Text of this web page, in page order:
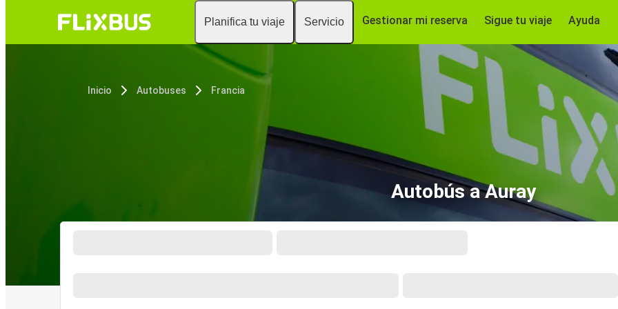
Planifica tu viaje Servicio Gestionar mi reserva Sigue tu viaje Ayuda
Inicio Autobuses Francia
Autobús a Auray